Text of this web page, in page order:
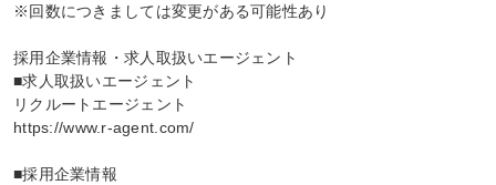
※回数につきましては変更がある可能性あり
採用企業情報・求人取扱いエージェント
■求人取扱いエージェント
リクルートエージェント
https://www.r-agent.com/
■採用企業情報